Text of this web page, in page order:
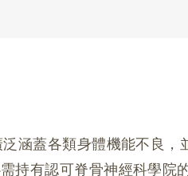
涵蓋各類身體機能不良，
持有認可脊骨神經科學院